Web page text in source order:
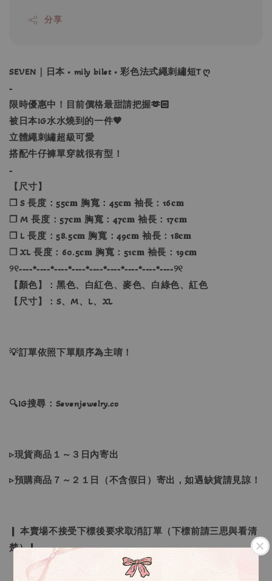
分享
SEVEN｜日本 • mily bilet • 彩色法式繩刺繡短T ღ
-
限時優惠中！目前價格最甜請把握🫶🏻
被日本IG水水燒到的一件🧡
立體繩刺繡超級可愛
搭配牛仔褲單穿就很有型！
-
【尺寸】
❐ S 長度：55𝐜𝐦 胸寬：45𝐜𝐦 袖長：16𝐜𝐦
❐ M 長度：57𝐜𝐦 胸寬：47𝐜𝐦 袖長：17𝐜𝐦
❐ L 長度：58.5𝐜𝐦 胸寬：49𝐜𝐦 袖長：18𝐜𝐦
❐ XL 長度：60.5𝐜𝐦 胸寬：51𝐜𝐦 袖長：19𝐜𝐦
୨୧----*----*----*----*----*----*----*----*----୨୧
【顏色】：黑色、白紅色、麥色、白綠色、紅色
【尺寸】：S、M、L、XL
💡訂單依照下單順序為主唷！
🔍IG搜尋：Sevenjewelry.co
▹現貨商品１～３日內寄出
▹預購商品７～２１日（不含假日）寄出，如遇缺貨請見諒！
❙ 本賣場不接受下標後要求取消訂單（下標前請三思與看清
楚）❙